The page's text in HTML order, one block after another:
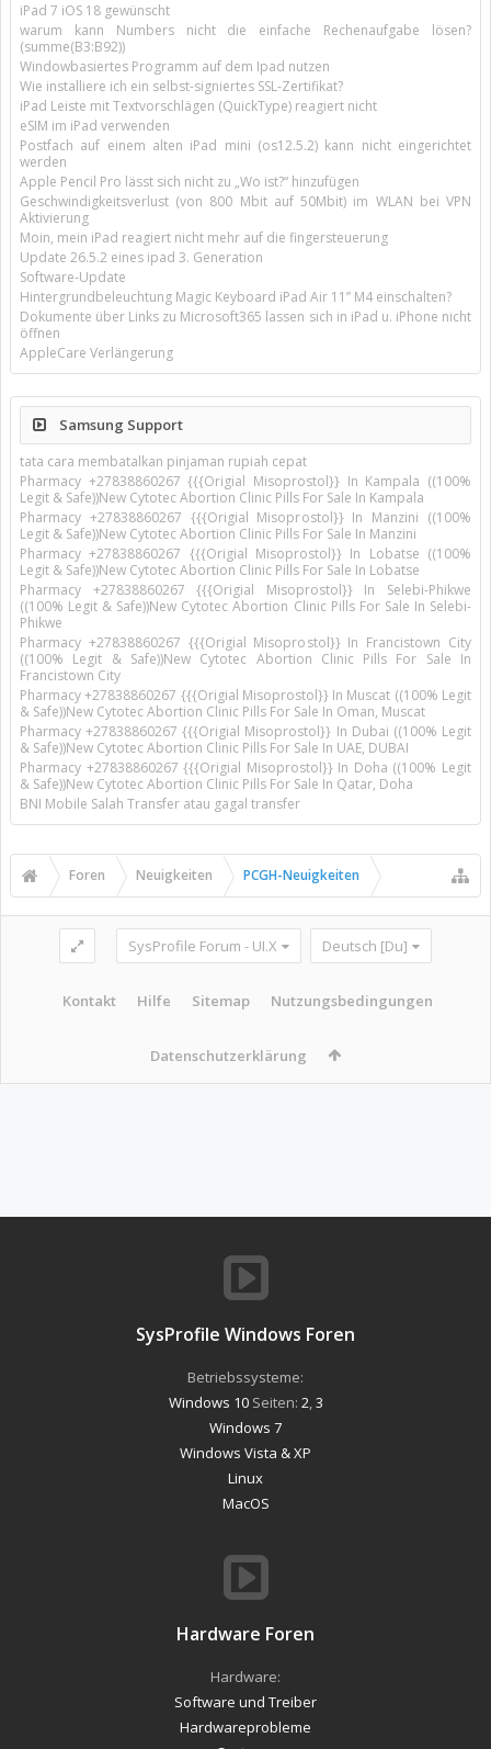
iPad 7 iOS 18 gewünscht
warum kann Numbers nicht die einfache Rechenaufgabe lösen?
(summe(B3:B92))
Windowbasiertes Programm auf dem Ipad nutzen
Wie installiere ich ein selbst-signiertes SSL-Zertifikat?
iPad Leiste mit Textvorschlägen (QuickType) reagiert nicht
eSIM im iPad verwenden
Postfach auf einem alten iPad mini (os12.5.2) kann nicht eingerichtet
werden
Apple Pencil Pro lässt sich nicht zu „Wo ist?“ hinzufügen
Geschwindigkeitsverlust (von 800 Mbit auf 50Mbit) im WLAN bei VPN
Aktivierung
Moin, mein iPad reagiert nicht mehr auf die fingersteuerung
Update 26.5.2 eines ipad 3. Generation
Software-Update
Hintergrundbeleuchtung Magic Keyboard iPad Air 11’’ M4 einschalten?
Dokumente über Links zu Microsoft365 lassen sich in iPad u. iPhone nicht
öffnen
AppleCare Verlängerung
Samsung Support
tata cara membatalkan pinjaman rupiah cepat
Pharmacy +27838860267 {{{Origial Misoprostol}} In Kampala ((100%
Legit & Safe))New Cytotec Abortion Clinic Pills For Sale In Kampala
Pharmacy +27838860267 {{{Origial Misoprostol}} In Manzini ((100%
Legit & Safe))New Cytotec Abortion Clinic Pills For Sale In Manzini
Pharmacy +27838860267 {{{Origial Misoprostol}} In Lobatse ((100%
Legit & Safe))New Cytotec Abortion Clinic Pills For Sale In Lobatse
Pharmacy +27838860267 {{{Origial Misoprostol}} In Selebi-Phikwe
((100% Legit & Safe))New Cytotec Abortion Clinic Pills For Sale In Selebi-
Phikwe
Pharmacy +27838860267 {{{Origial Misoprostol}} In Francistown City
((100% Legit & Safe))New Cytotec Abortion Clinic Pills For Sale In
Francistown City
Pharmacy +27838860267 {{{Origial Misoprostol}} In Muscat ((100% Legit
& Safe))New Cytotec Abortion Clinic Pills For Sale In Oman, Muscat
Pharmacy +27838860267 {{{Origial Misoprostol}} In Dubai ((100% Legit
& Safe))New Cytotec Abortion Clinic Pills For Sale In UAE, DUBAI
Pharmacy +27838860267 {{{Origial Misoprostol}} In Doha ((100% Legit
& Safe))New Cytotec Abortion Clinic Pills For Sale In Qatar, Doha
BNI Mobile Salah Transfer atau gagal transfer
Foren Neuigkeiten PCGH-Neuigkeiten
SysProfile Forum - UI.X Deutsch [Du]
Kontakt Hilfe Sitemap Nutzungsbedingungen
Datenschutzerklärung
SysProfile Windows Foren
Betriebssysteme:
Windows 10Seiten: 2 3
Windows 7
Windows Vista & XP
Linux
MacOS
Hardware Foren
Hardware:
Software und Treiber
Hardwareprobleme